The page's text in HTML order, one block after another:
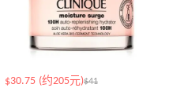
$30.75 (约205元)$41